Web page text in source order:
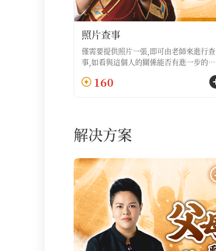
照片查事
僅需要提供照片一張,即可由老師來進行查
事,如看與這個人的關係能否有進一步的進
160
解决方案列表
解决方案